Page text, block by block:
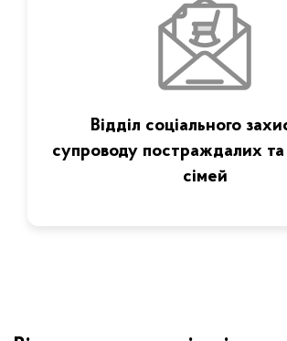
Відділ соціального
супроводу постраждалих та
сімей